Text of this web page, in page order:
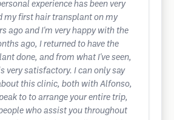
experience has been very
my first hair transplant on my
ago and I'm very happy with the
ago, I returned to have the
done, and from what I've seen,
very satisfactory. I can only say
this clinic, both with Alfonso,
to to arrange your entire trip,
who assist you throughout